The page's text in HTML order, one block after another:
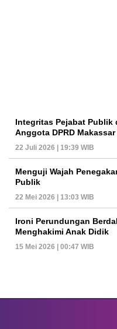
Integritas Pejabat Publik
Anggota DPRD Makassar
22 Juli 2026 | 19:39 WIB
Menguji Wajah
Publik
22 Mei 2026 | 13:03 WIB
Ironi Perundungan
Menghakimi Anak Didik
15 Mei 2026 | 00:47 WIB